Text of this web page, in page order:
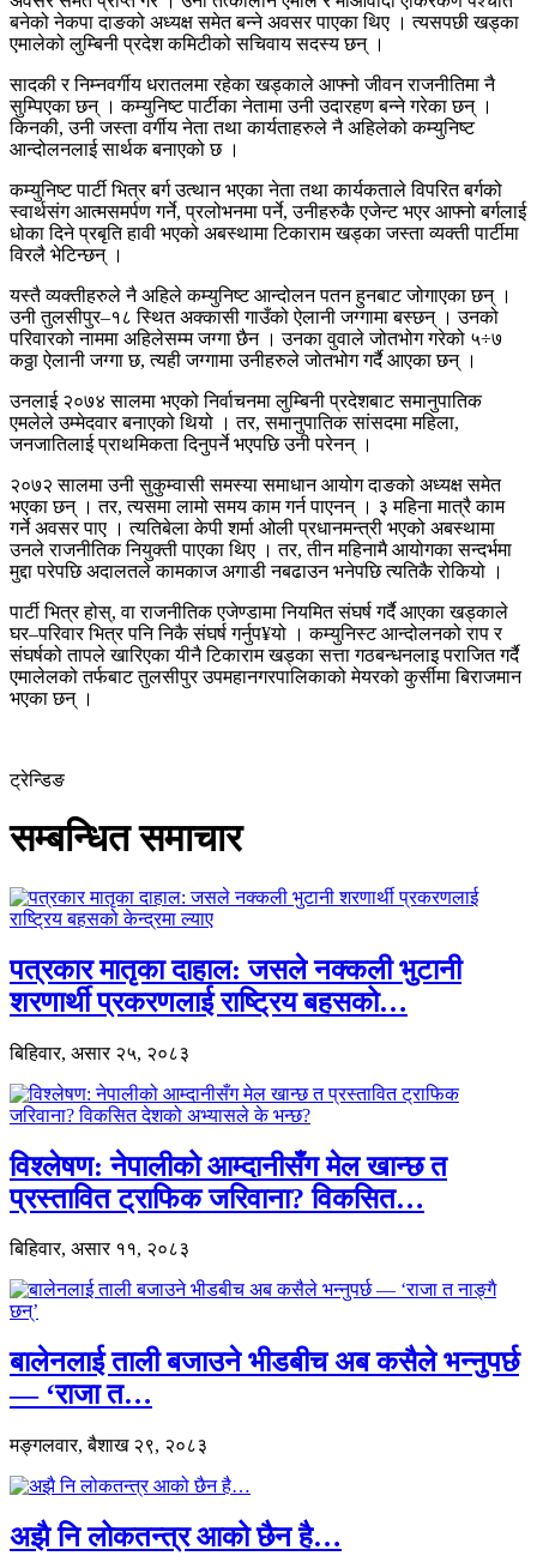
बनेको नेकपा दाङको अध्यक्ष समेत बन्ने अवसर पाएका थिए । त्यसपछी खड्का
एमालेको लुम्बिनी प्रदेश कमिटीको सचिवाय सदस्य छन् ।
सादकी र निम्नवर्गीय धरातलमा रहेका खड्काले आफ्नो जीवन राजनीतिमा नै
सुम्पिएका छन् । कम्युनिष्ट पार्टीका नेतामा उनी उदारहण बन्ने गरेका छन् ।
किनकी, उनी जस्ता वर्गीय नेता तथा कार्यताहरुले नै अहिलेको कम्युनिष्ट
आन्दोलनलाई सार्थक बनाएको छ ।
कम्युनिष्ट पार्टी भित्र बर्ग उत्थान भएका नेता तथा कार्यकताले विपरित बर्गको
स्वार्थसंग आत्मसमर्पण गर्ने, प्रलोभनमा पर्ने, उनीहरुकै एजेन्ट भएर आफ्नो बर्गलाई
धोका दिने प्रबृति हावी भएको अबस्थामा टिकाराम खड्का जस्ता व्यक्ती पार्टीमा
विरलै भेटिन्छन् ।
यस्तै व्यक्तीहरुले नै अहिले कम्युनिष्ट आन्दोलन पतन हुनबाट जोगाएका छन् ।
उनी तुलसीपुर–१८ स्थित अक्कासी गाउँको ऐलानी जग्गामा बस्छन् । उनको
परिवारको नाममा अहिलेसम्म जग्गा छैन । उनका वुवाले जोतभोग गरेको ५÷७
कठ्ठा ऐलानी जग्गा छ, त्यही जग्गामा उनीहरुले जोतभोग गर्दै आएका छन् ।
उनलाई २०७४ सालमा भएको निर्वाचनमा लुम्बिनी प्रदेशबाट समानुपातिक
एमलेले उम्मेदवार बनाएको थियो । तर, समानुपातिक सांसदमा महिला,
जनजातिलाई प्राथमिकता दिनुपर्ने भएपछि उनी परेनन् ।
२०७२ सालमा उनी सुकुम्वासी समस्या समाधान आयोग दाङको अध्यक्ष समेत
भएका छन् । तर, त्यसमा लामो समय काम गर्न पाएनन् । ३ महिना मात्रै काम
गर्ने अवसर पाए । त्यतिबेला केपी शर्मा ओली प्रधानमन्त्री भएको अबस्थामा
उनले राजनीतिक नियुक्ती पाएका थिए । तर, तीन महिनामै आयोगका सन्दर्भमा
मुद्दा परेपछि अदालतले कामकाज अगाडी नबढाउन भनेपछि त्यतिकै रोकियो ।
पार्टी भित्र होस्, वा राजनीतिक एजेण्डामा नियमित संघर्ष गर्दै आएका खड्काले
घर–परिवार भित्र पनि निकै संघर्ष गर्नुप¥यो । कम्युनिस्ट आन्दोलनको राप र
संघर्षको तापले खारिएका यीनै टिकाराम खड्का सत्ता गठबन्धनलाइ पराजित गर्दै
एमालेलको तर्फबाट तुलसीपुर उपमहानगरपालिकाको मेयरको कुर्सीमा बिराजमान
भएका छन् ।
ट्रेन्डिङ
सम्बन्धित समाचार
पत्रकार मातृका दाहाल: जसले नक्कली भुटानी
शरणार्थी प्रकरणलाई राष्ट्रिय बहसको…
बिहिवार, असार २५, २०८३
विश्लेषण: नेपालीको आम्दानीसँग मेल खान्छ त
प्रस्तावित ट्राफिक जरिवाना? विकसित…
बिहिवार, असार ११, २०८३
बालेनलाई ताली बजाउने भीडबीच अब कसैले भन्नुपर्छ
— ‘राजा त…
मङ्गलवार, बैशाख २९, २०८३
अझै नि लोकतन्त्र आको छैन है…